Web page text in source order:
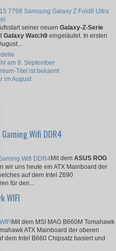
seiner neuen Galaxy-Z-Serie
Galaxy Watch9 eingeläutet. In ersten
am 9. September
Titel ist bekannt
im August
Gaming Wifi DDR4
Mit dem ASUS ROG
wir uns heute ein ATX Mainboard der
auf dem Intel Z690
für den...
WIFI
Mit dem MSI MAG B660M Tomahawk
ATX Mainboard der oberen
dem Intel B660 Chipsatz basiert und